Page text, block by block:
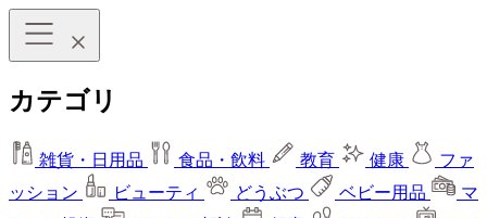
カテゴリ
雑貨・日用品 食品・飲料 教育 健康
ファ
ッション
ビューティ どうぶつ ベビー用品
マ